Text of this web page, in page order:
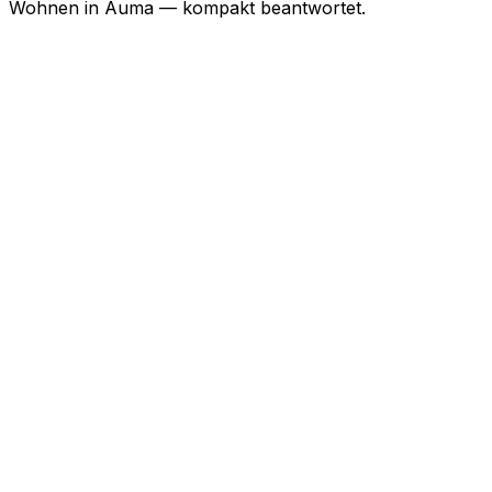
Wohnen in Auma — kompakt beantwortet.